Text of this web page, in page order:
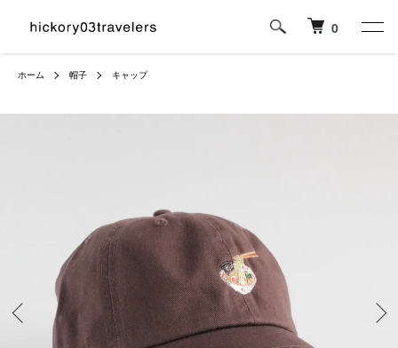
0
ホーム 帽子 キャップ